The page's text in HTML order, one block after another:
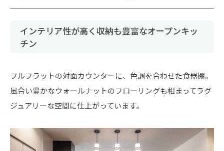
インテリア性が高く収納も豊富なオープンキッ
チン
フルフラットの対面カウンターに、色調を合わせた食器棚。
風合い豊かなウォールナットのフローリングも相まってラグ
ジュアリーな空間に仕上がっています。